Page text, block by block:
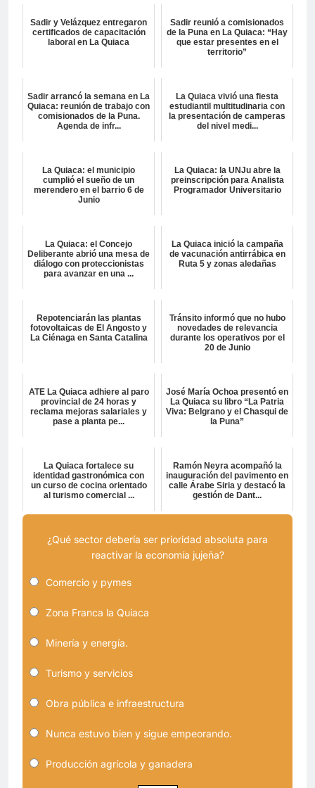
Sadir y Velázquez entregaron
certificados de capacitación
laboral en La Quiaca
Sadir reunió a comisionados
de la Puna en La Quiaca: “Hay
que estar presentes en el
territorio”
Sadir arrancó la semana en La
Quiaca: reunión de trabajo con
comisionados de la Puna.
Agenda de infr...
La Quiaca vivió una fiesta
estudiantil multitudinaria con
la presentación de camperas
del nivel medi...
La Quiaca: el municipio
cumplió el sueño de un
merendero en el barrio 6 de
Junio
La Quiaca: la UNJu abre la
preinscripción para Analista
Programador Universitario
La Quiaca: el Concejo
Deliberante abrió una mesa de
diálogo con proteccionistas
para avanzar en una ...
La Quiaca inició la campaña
de vacunación antirrábica en
Ruta 5 y zonas aledañas
Repotenciarán las plantas
fotovoltaicas de El Angosto y
La Ciénaga en Santa Catalina
Tránsito informó que no hubo
novedades de relevancia
durante los operativos por el
20 de Junio
ATE La Quiaca adhiere al paro
provincial de 24 horas y
reclama mejoras salariales y
pase a planta pe...
José María Ochoa presentó en
La Quiaca su libro “La Patria
Viva: Belgrano y el Chasqui de
la Puna”
La Quiaca fortalece su
identidad gastronómica con
un curso de cocina orientado
al turismo comercial ...
Ramón Neyra acompañó la
inauguración del pavimento en
calle Árabe Siria y destacó la
gestión de Dant...
¿Qué sector debería ser prioridad absoluta para
reactivar la economía jujeña?
Comercio y pymes
Zona Franca la Quiaca
Minería y energía.
Turismo y servicios
Obra pública e infraestructura
Nunca estuvo bien y sigue empeorando.
Producción agrícola y ganadera